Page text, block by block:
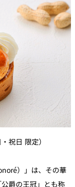
祝日 限定）
） 」は、その華
公爵の王冠」とも称